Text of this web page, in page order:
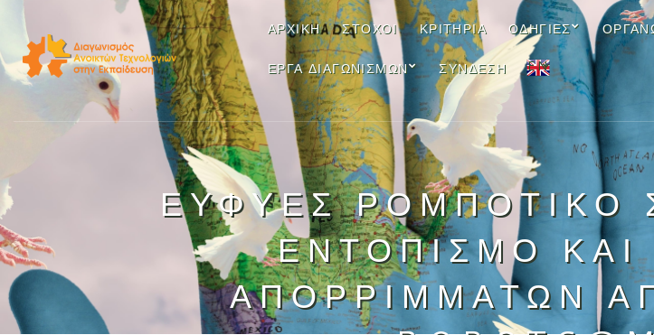
ΑΡΧΙΚΉ ΣΤΌΧΟΙ ΚΡΙΤΉΡΙΑ ΟΔΗΓΊΕΣ
ΈΡΓΑ ΔΙΑΓΩΝΙΣΜΏΝ ΣΎΝΔΕΣΗ EN
ΕΥΦΥΈΣ ΡΟΜΠΟΤΙΚΌ
ΕΝΤΟΠΙΣΜΌ
ΑΠΟΡΡΙΜΜΆΤΩΝ